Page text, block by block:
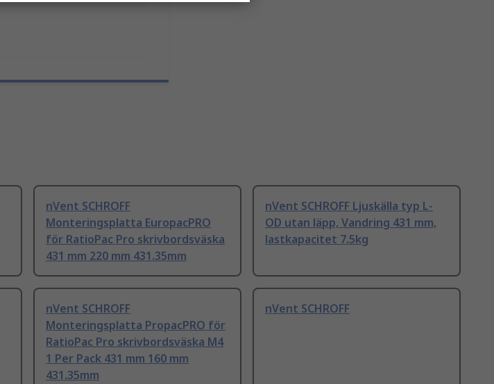
nVent SCHROFF
Monteringsplatta EuropacPRO
för RatioPac Pro skrivbordsväska
431 mm 220 mm 431.35mm
nVent SCHROFF Ljuskälla typ L-
OD utan läpp, Vandring 431 mm,
lastkapacitet 7.5kg
nVent SCHROFF
Monteringsplatta PropacPRO för
RatioPac Pro skrivbordsväska M4
1 Per Pack 431 mm 160 mm
431.35mm
nVent SCHROFF